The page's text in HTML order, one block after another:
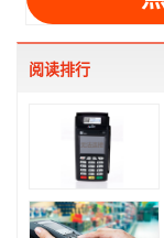
阅读排行